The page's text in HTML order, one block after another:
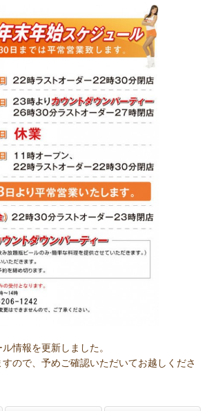
情報を更新しました。
ので、予めご確認いただいてお越しくださ